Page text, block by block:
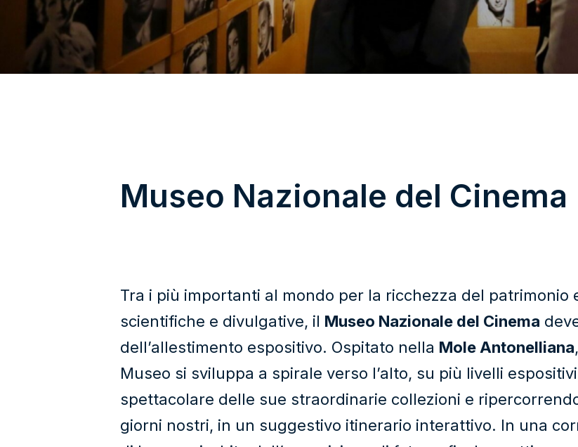
Museo Nazionale del Cinema
Tra i più importanti al mondo per la ricchezza del
scientifiche e divulgative, il Museo Nazionale del Cinema
dell’allestimento espositivo. Ospitato nella Mole Antonelliana
Museo si sviluppa a spirale verso l’alto, su più livelli
spettacolare delle sue straordinarie collezioni e
giorni nostri, in un suggestivo itinerario interattivo. In una